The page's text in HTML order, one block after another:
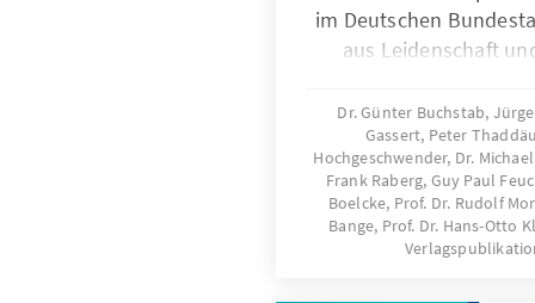
im Deutschen
aus Leidenschaft
Württemberg
Integration
Bindestrich-
anerkanntes
ihn zum Kanzler der
Der souveräne
Dr. Günter Buchstab,
Gassert, Peter
Hochgeschwender, Dr.
Frank Raberg, Guy Paul
Boelcke, Prof. Dr. Rudolf
Bange, Prof. Dr. Hans-Otto